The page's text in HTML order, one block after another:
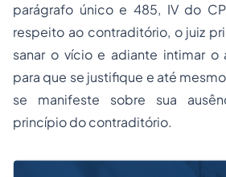
parágrafo único e 485, IV do
respeito ao contraditório, o juiz
sanar o vício e adiante intimar o
para que se justifique e até
se manifeste sobre sua
princípio do contraditório.